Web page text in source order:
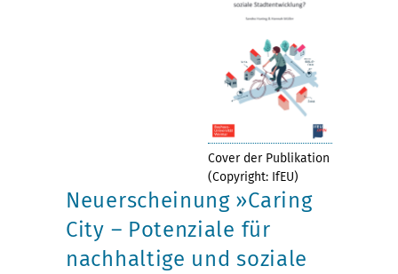
Cover der Publikation
(Copyright: IfEU)
Neuerscheinung »Caring
City – Potenziale für
nachhaltige und soziale